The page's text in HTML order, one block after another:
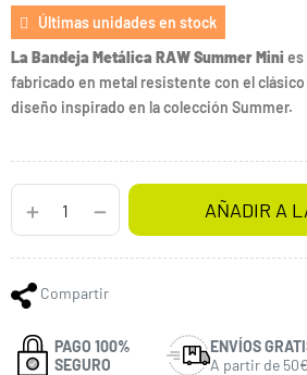

Últimas unidades en stock
La Bandeja Metálica RAW Summer Mini es
fabricado en metal resistente con el clásico
diseño inspirado en la colección Summer.
AÑADIR A
Compartir
PAGO 100%
SEGURO
ENVÍOS
A partir de 50€